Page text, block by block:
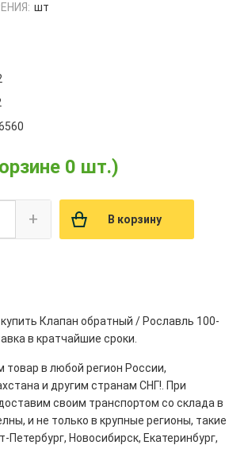
шт
0 шт.)
+ В корзину
Клапан обратный / Рославль 100-
в кратчайшие сроки.
в любой регион России,
и другим странам СНГ!. При
своим транспортом со склада в
и не только в крупные регионы, такие
Петербург, Новосибирск, Екатеринбург,